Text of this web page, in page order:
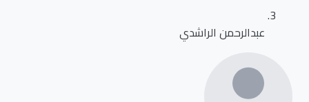
عبدالرحمن الراشدي